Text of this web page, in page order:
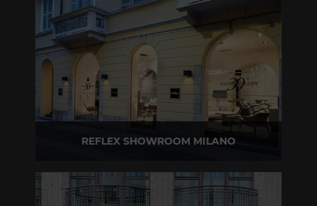
T +39 0422 849201
REFLEX SHOWROOM MILANO
T +39 02 80582955